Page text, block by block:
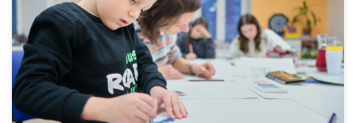
Organizace EUROTOPIA.CZ, o.p.s. úspěšně realizovala
projekt „Spolu to zvládneme 2024“, zaměřený na podporu
školní úspěšnosti dětí a mládeže a jejich pozitivního
trávení […]